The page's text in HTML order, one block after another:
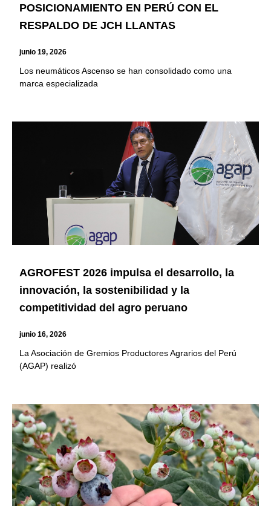
POSICIONAMIENTO EN PERÚ CON EL
RESPALDO DE JCH LLANTAS
junio 19, 2026
Los neumáticos Ascenso se han consolidado como una
marca especializada
AGROFEST 2026 impulsa el desarrollo, la
innovación, la sostenibilidad y la
competitividad del agro peruano
junio 16, 2026
La Asociación de Gremios Productores Agrarios del Perú
(AGAP) realizó